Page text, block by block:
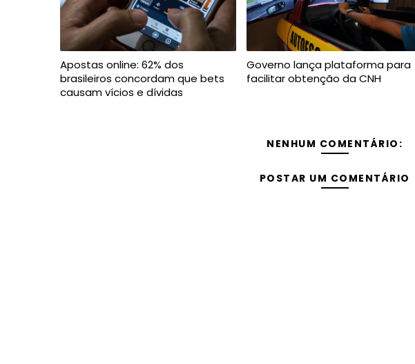
Apostas online: 62% dos
brasileiros concordam que bets
causam vícios e dívidas
Governo lança plataforma para
facilitar obtenção da CNH
NENHUM COMENTÁRIO:
POSTAR UM COMENTÁRIO